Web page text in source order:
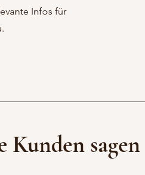
Infos für
Kunden sagen